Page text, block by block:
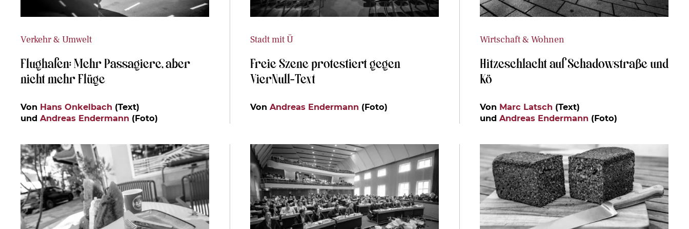
Verkehr & Umwelt
Flughafen: Mehr Passagiere, aber
nicht mehr Flüge
Von Hans Onkelbach (Text)
und Andreas Endermann (Foto)
Stadt mit Ü
Freie Szene protestiert gegen
VierNull-Text
Von Andreas Endermann (Foto)
Wirtschaft & Wohnen
Hitzeschlacht auf Schadowstraße und
Kö
Von Marc Latsch (Text)
und Andreas Endermann (Foto)